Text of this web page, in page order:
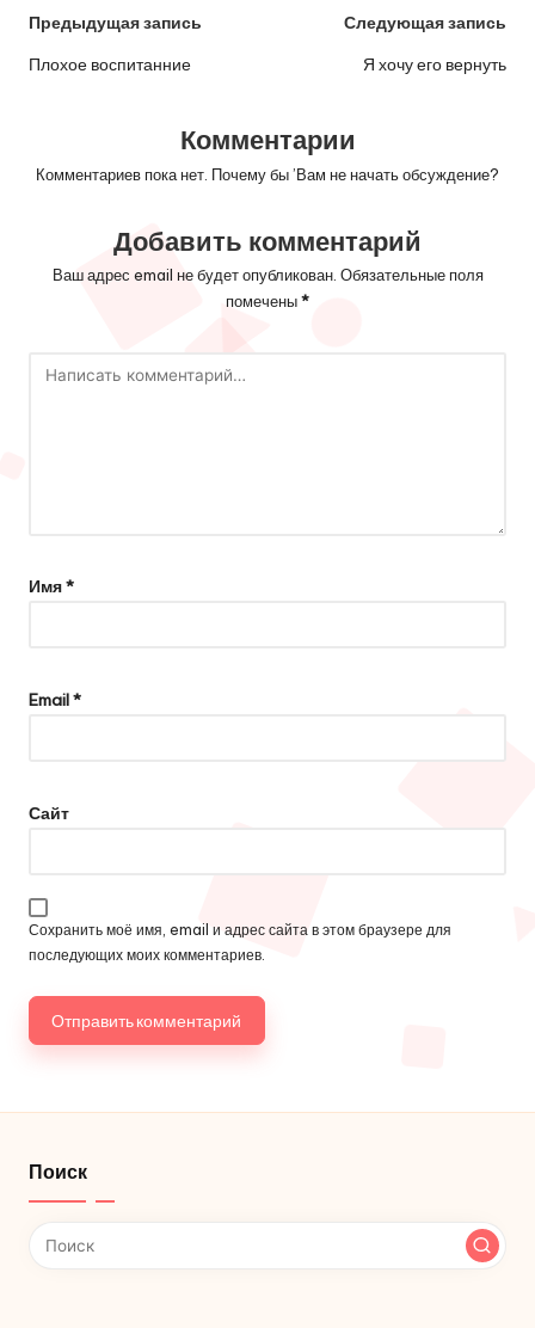
Навигация
по
Предыдущая запись
Плохое воспитанние
Следующая запись
Я хочу его вернуть
Комментарии
Комментариев пока нет. Почему бы ’Вам не начать обсуждение?
Добавить комментарий
Ваш адрес email не будет опубликован. Обязательные поля
помечены*
Имя*
Email*
Сайт
Сохранить моё имя, email и адрес сайта в этом браузере для
последующих моих комментариев.
Поиск